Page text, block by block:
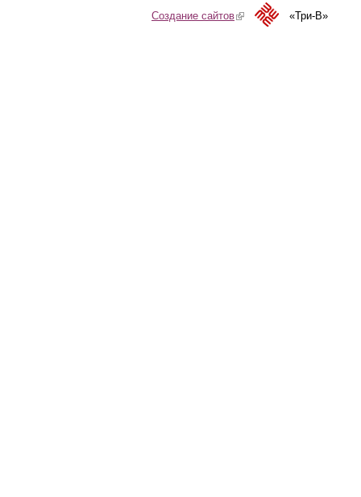
Создание сайтов(link is external)«Три-В»